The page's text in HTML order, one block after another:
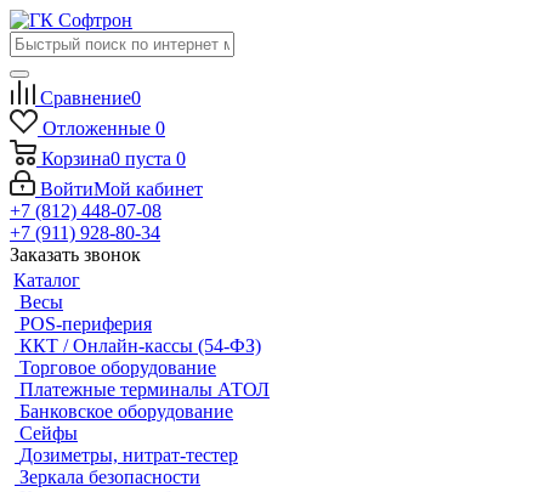
Сравнение0
Отложенные 0
Корзина0 пуста 0
ВойтиМой кабинет
+7 (812) 448-07-08
+7 (911) 928-80-34
Заказать звонок
Каталог
Весы
POS-периферия
ККТ / Онлайн-кассы (54-ФЗ)
Торговое оборудование
Платежные терминалы АТОЛ
Банковское оборудование
Сейфы
Дозиметры, нитрат-тестер
Зеркала безопасности